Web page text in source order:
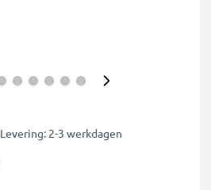
Levering: 2-3 werkdagen